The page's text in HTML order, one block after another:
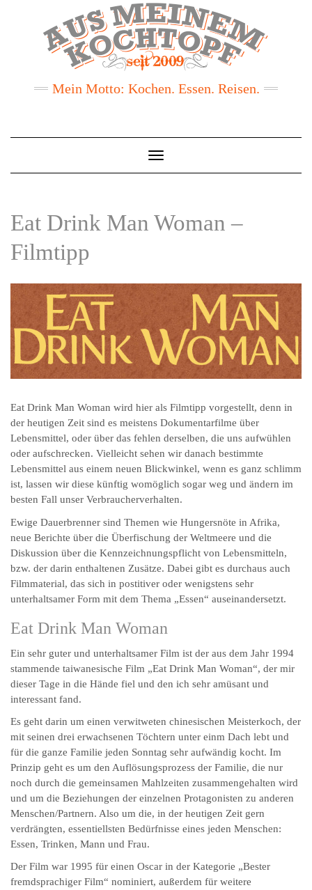
Mein Motto: Kochen. Essen. Reisen.
Toggle
Navigation
Eat Drink Man Woman –
Filmtipp
Eat Drink Man Woman wird hier als Filmtipp vorgestellt, denn in
der heutigen Zeit sind es meistens Dokumentarfilme über
Lebensmittel, oder über das fehlen derselben, die uns aufwühlen
oder aufschrecken. Vielleicht sehen wir danach bestimmte
Lebensmittel aus einem neuen Blickwinkel, wenn es ganz schlimm
ist, lassen wir diese künftig womöglich sogar weg und ändern im
besten Fall unser Verbraucherverhalten.
Ewige Dauerbrenner sind Themen wie Hungersnöte in Afrika,
neue Berichte über die Überfischung der Weltmeere und die
Diskussion über die Kennzeichnungspflicht von Lebensmitteln,
bzw. der darin enthaltenen Zusätze. Dabei gibt es durchaus auch
Filmmaterial, das sich in postitiver oder wenigstens sehr
unterhaltsamer Form mit dem Thema „Essen“ auseinandersetzt.
Eat Drink Man Woman
Ein sehr guter und unterhaltsamer Film ist der aus dem Jahr 1994
stammende taiwanesische Film „Eat Drink Man Woman“, der mir
dieser Tage in die Hände fiel und den ich sehr amüsant und
interessant fand.
Es geht darin um einen verwitweten chinesischen Meisterkoch, der
mit seinen drei erwachsenen Töchtern unter einm Dach lebt und
für die ganze Familie jeden Sonntag sehr aufwändig kocht. Im
Prinzip geht es um den Auflösungsprozess der Familie, die nur
noch durch die gemeinsamen Mahlzeiten zusammengehalten wird
und um die Beziehungen der einzelnen Protagonisten zu anderen
Menschen/Partnern. Also um die, in der heutigen Zeit gern
verdrängten, essentiellsten Bedürfnisse eines jeden Menschen:
Essen, Trinken, Mann und Frau.
Der Film war 1995 für einen Oscar in der Kategorie „Bester
fremdsprachiger Film“ nominiert, außerdem für weitere